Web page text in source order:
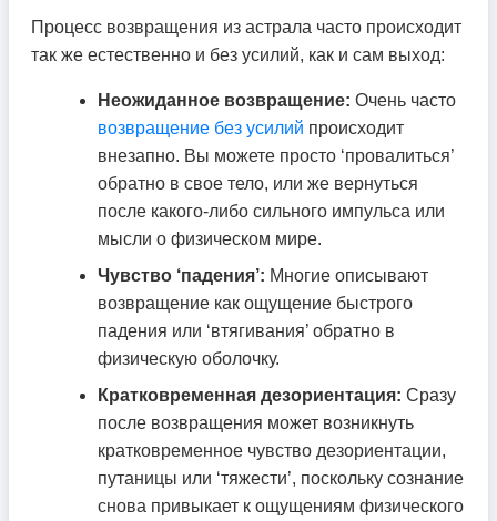
Процесс возвращения из астрала часто происходит
так же естественно и без усилий, как и сам выход:
Неожиданное возвращение: Очень часто
возвращение без усилий происходит
внезапно. Вы можете просто ‘провалиться’
обратно в свое тело, или же вернуться
после какого-либо сильного импульса или
мысли о физическом мире.
Чувство ‘падения’: Многие описывают
возвращение как ощущение быстрого
падения или ‘втягивания’ обратно в
физическую оболочку.
Кратковременная дезориентация: Сразу
после возвращения может возникнуть
кратковременное чувство дезориентации,
путаницы или ‘тяжести’, поскольку сознание
снова привыкает к ощущениям физического